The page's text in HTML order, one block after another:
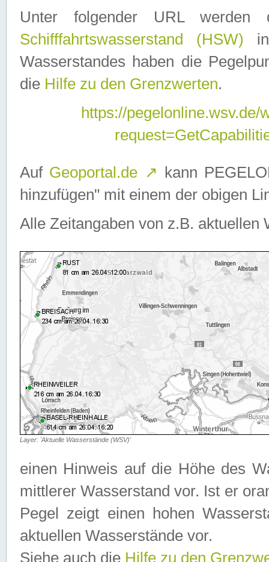
Unter folgender URL
Schifffahrtswasserstand (HSW)
Wasserstandes haben die
die Hilfe zu den Grenzwerten.
https://
Auf Geoportal.de ↗ kann
hinzufügen" mit einem der obigen
Alle Zeitangaben von z.B. aktuellen
Layer: 'Aktuelle Wasserstände (WSV)'
einen Hinweis auf die Höhe des
mittlerer Wasserstand vor. Ist er
Pegel zeigt einen hohen
aktuellen Wasserstände vor.
Siehe auch die Hilfe zu den